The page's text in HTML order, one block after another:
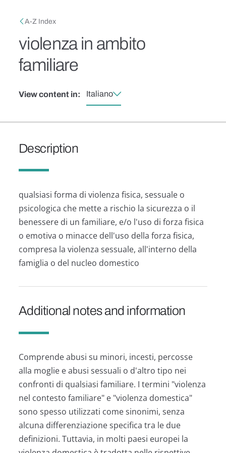
Breadcrumb
A-Z Index
violenza in ambito
familiare
View content in: Italiano
Description
qualsiasi forma di violenza fisica, sessuale o
psicologica che mette a rischio la sicurezza o il
benessere di un familiare, e/o l'uso di forza fisica
o emotiva o minacce dell'uso della forza fisica,
compresa la violenza sessuale, all'interno della
famiglia o del nucleo domestico
Additional notes and information
Comprende abusi su minori, incesti, percosse
alla moglie e abusi sessuali o d'altro tipo nei
confronti di qualsiasi familiare. I termini "violenza
nel contesto familiare" e "violenza domestica"
sono spesso utilizzati come sinonimi, senza
alcuna differenziazione specifica tra le due
definizioni. Tuttavia, in molti paesi europei la